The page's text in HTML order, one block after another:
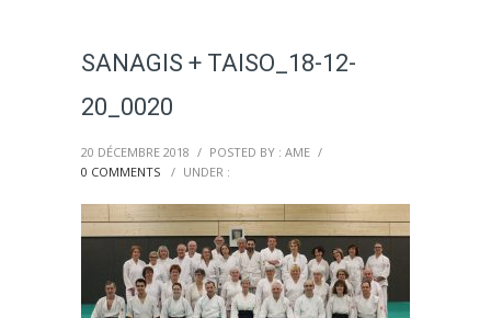
SANAGIS + TAISO_18-12-
20_0020
20 DÉCEMBRE 2018 / POSTED BY : AME /
0 COMMENTS
/ UNDER :